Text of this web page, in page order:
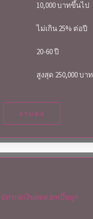
10,000 บาทขึ้นไป
ไม่เกิน 25% ต่อปี
20-60 ปี
สูงสุด 250,000 บาท
อ่านต่อ
บัตรกดเงินสดดอกเบี้ยถูก